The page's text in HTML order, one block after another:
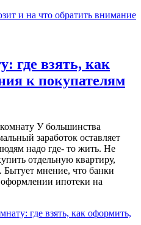
и на что обратить внимание
где взять, как
к покупателям
У большинства
заработок оставляет
надо где- то жить. Не
отдельную квартиру,
мнение, что банки
оформлении ипотеки на
где взять, как оформить,